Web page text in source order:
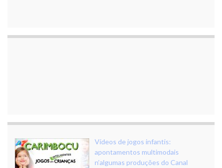
Vídeos de jogos infantis:
apontamentos multimodais
n’algumas produções do Canal